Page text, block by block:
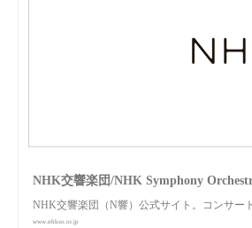
NHK交響楽団/NHK Symphony
NHK交響楽団（N響）公式サイト。コンサー
www.nhkso.or.jp